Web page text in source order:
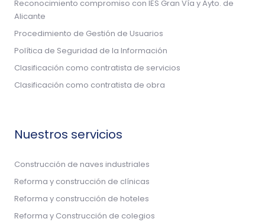
Reconocimiento compromiso con IES Gran Vía y Ayto. de
Alicante
Procedimiento de Gestión de Usuarios
Política de Seguridad de la Información
Clasificación como contratista de servicios
Clasificación como contratista de obra
Nuestros servicios
Construcción de naves industriales
Reforma y construcción de clínicas
Reforma y construcción de hoteles
Reforma y Construcción de colegios